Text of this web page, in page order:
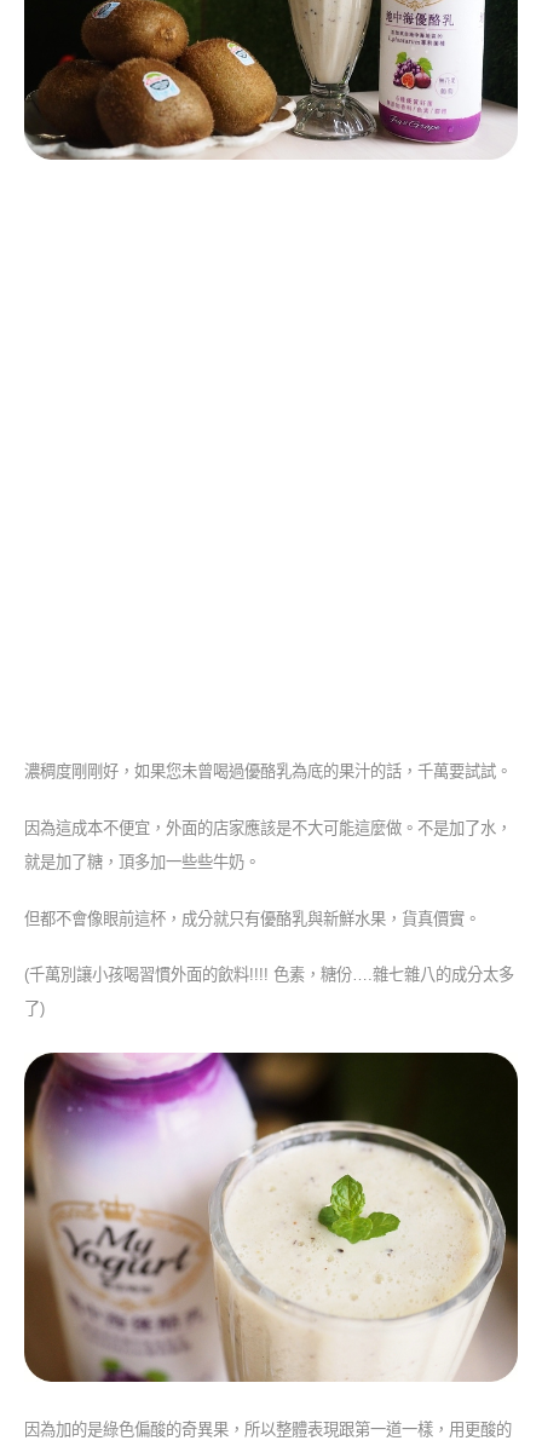
濃稠度剛剛好，如果您未曾喝過優酪乳為底的果汁的話，千萬要試試。
因為這成本不便宜，外面的店家應該是不大可能這麼做。不是加了水，
就是加了糖，頂多加一些些牛奶。
但都不會像眼前這杯，成分就只有優酪乳與新鮮水果，貨真價實。
(千萬別讓小孩喝習慣外面的飲料!!!! 色素，糖份….雜七雜八的成分太多
了)
因為加的是綠色偏酸的奇異果，所以整體表現跟第一道一樣，用更酸的